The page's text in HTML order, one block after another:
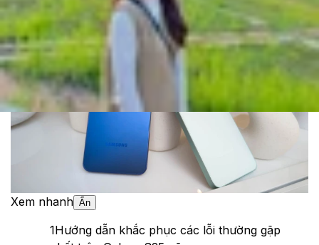
Theo dõi XTMobile trên
Xem nhanh Ẩn
1Hướng dẫn khắc phục các lỗi thường gặp